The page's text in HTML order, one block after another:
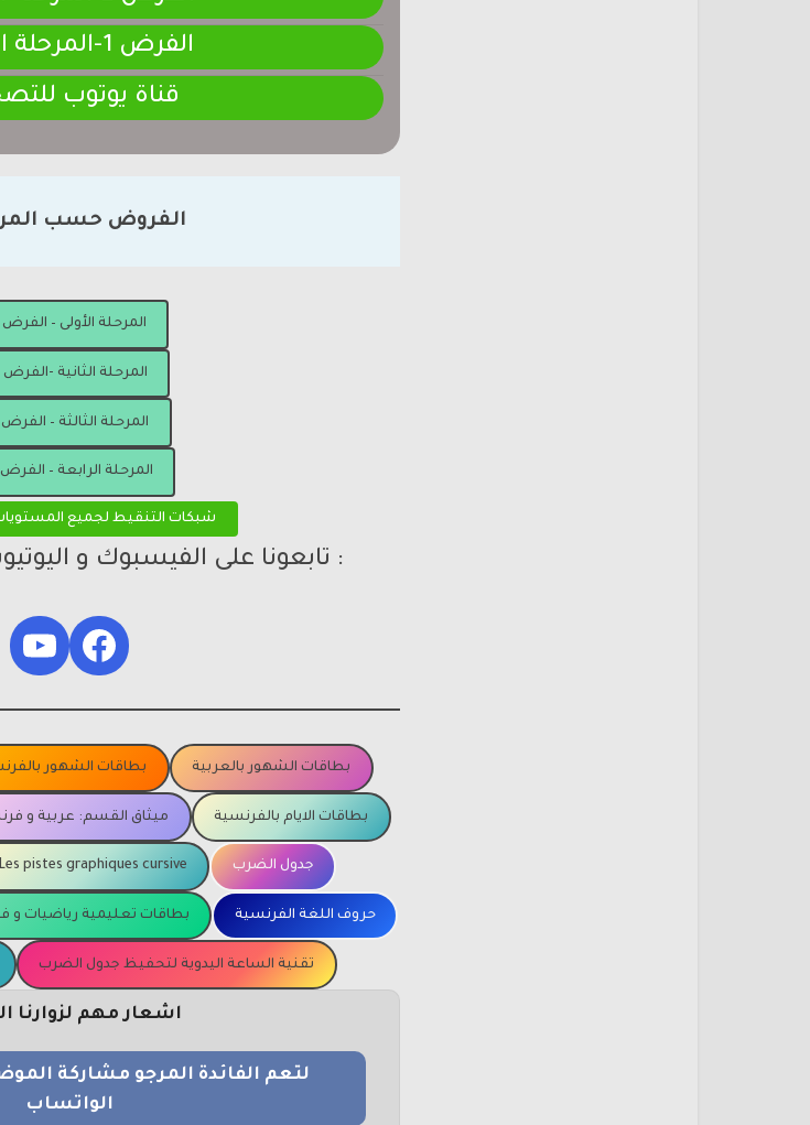
الفرض 1-المرحلة الأولى
قناة يوتوب
: تابعونا على الفيسبوك و
بطاقات الايام بالفرنسية ميثاق القسم: عربية و
Les pistes graphiques cursive
حروف اللغة الفرنسية بطاقات تعليمية رياضيات و
تقنية الساعة اليدوية لتحفيظ جدول الضرب
اشعار مهم لزوارنا
الواتساب